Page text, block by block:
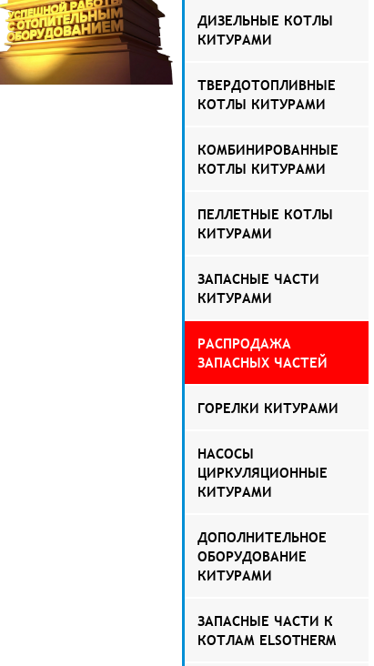
ДИЗЕЛЬНЫЕ КОТЛЫ
КИТУРАМИ
ТВЕРДОТОПЛИВНЫЕ
КОТЛЫ КИТУРАМИ
КОМБИНИРОВАННЫЕ
КОТЛЫ КИТУРАМИ
ПЕЛЛЕТНЫЕ КОТЛЫ
КИТУРАМИ
ЗАПАСНЫЕ ЧАСТИ
КИТУРАМИ
РАСПРОДАЖА
ЗАПАСНЫХ ЧАСТЕЙ
ГОРЕЛКИ КИТУРАМИ
НАСОСЫ
ЦИРКУЛЯЦИОННЫЕ
КИТУРАМИ
ДОПОЛНИТЕЛЬНОЕ
ОБОРУДОВАНИЕ
КИТУРАМИ
ЗАПАСНЫЕ ЧАСТИ К
КОТЛАМ ELSOTHERM